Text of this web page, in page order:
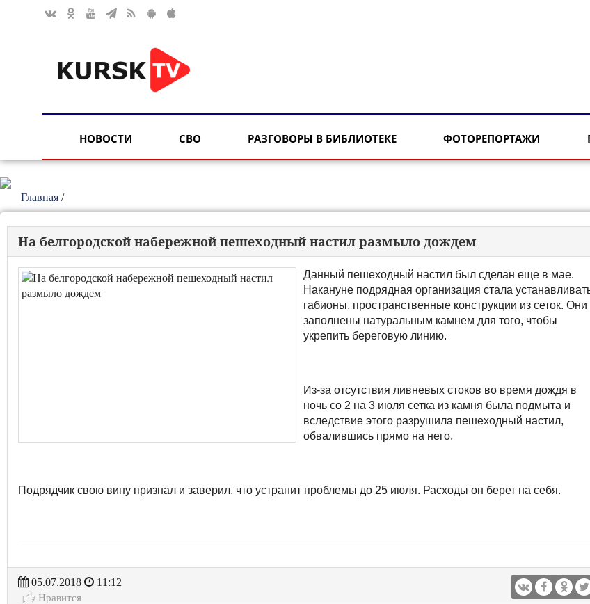
НОВОСТИ СВО РАЗГОВОРЫ В БИБЛИОТЕКЕ ФОТОРЕПОРТАЖИ
Главная /
На белгородской набережной пешеходный настил размыло дождем
Данный пешеходный настил был сделан еще в мае.
Накануне подрядная организация стала
габионы, пространственные конструкции из сеток. Они
заполнены натуральным камнем для того, чтобы
укрепить береговую линию.
Из-за отсутствия ливневых стоков во время дождя в
ночь со 2 на 3 июля сетка из камня была подмыта и
вследствие этого разрушила пешеходный настил,
обвалившись прямо на него.
Подрядчик свою вину признал и заверил, что устранит проблемы до 25 июля. Расходы он берет на себя.
05.07.2018
11:12
Нравится